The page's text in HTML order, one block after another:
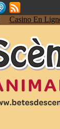
Casino En